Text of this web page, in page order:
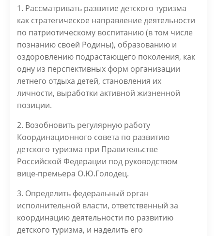
1. Рассматривать развитие детского туризма
как стратегическое направление деятельности
по патриотическому воспитанию (в том числе
познанию своей Родины), образованию и
оздоровлению подрастающего поколения, как
одну из перспективных форм организации
летнего отдыха детей, становления их
личности, выработки активной жизненной
позиции.
2. Возобновить регулярную работу
Координационного совета по развитию
детского туризма при Правительстве
Российской Федерации под руководством
вице-премьера О.Ю.Голодец.
3. Определить федеральный орган
исполнительной власти, ответственный за
координацию деятельности по развитию
детского туризма, и наделить его